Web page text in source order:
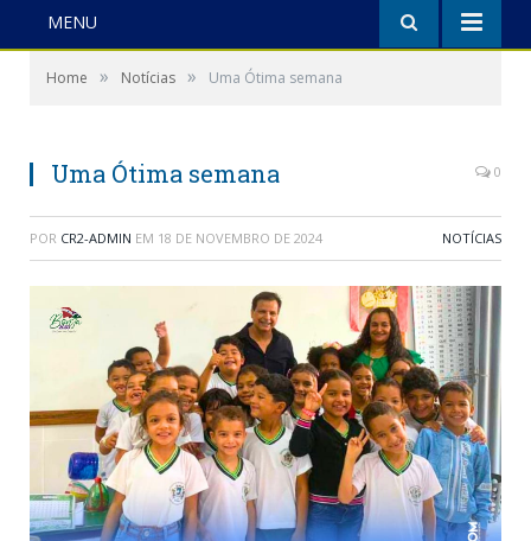
MENU
Home » Notícias » Uma Ótima semana
Uma Ótima semana 0
POR CR2-ADMIN EM 18 DE NOVEMBRO DE 2024 NOTÍCIAS